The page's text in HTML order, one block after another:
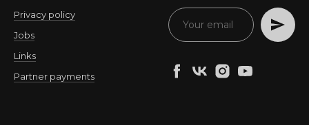
Privacy policy
Jobs
Links
Partner payments